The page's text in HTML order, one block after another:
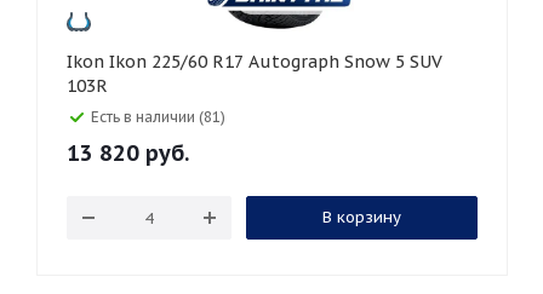
Ikon Ikon 225/60 R17 Autograph Snow 5 SUV
103R
Есть в наличии (81)
13 820 руб.
В корзину